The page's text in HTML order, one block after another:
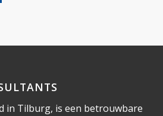
in Tilburg, is een betrouwbare